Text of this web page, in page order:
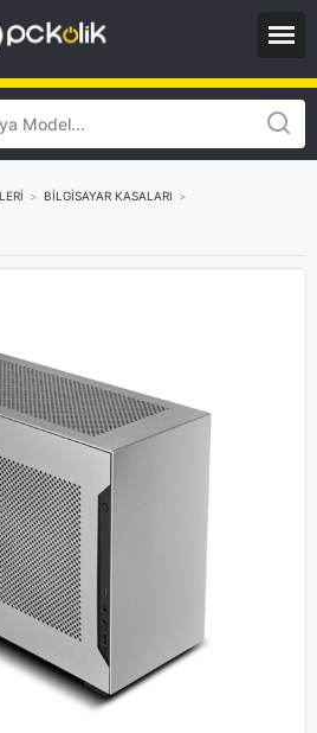
> BİLGİSAYAR KASALARI >